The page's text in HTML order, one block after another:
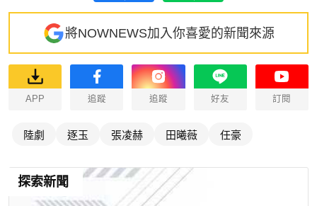
將NOWNEWS加入你喜愛的新聞來源
APP 追蹤 追蹤 好友 訂閱
陸劇 逐玉 張凌赫 田曦薇 任豪
探索新聞